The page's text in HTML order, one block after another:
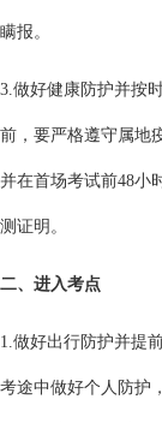
瞒报。
3.做好健康防护并按
前，要严格遵守属地
并在首场考试前48小
测证明。
二、进入考点
1.做好出行防护并提
考途中做好个人防护